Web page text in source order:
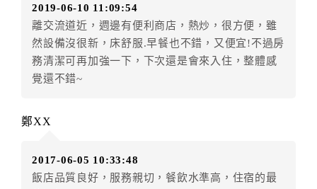
五、取消訂單
訂房者因故取消訂單辦理退款，依下列標準申辦：
◎住房日3天前辦理者，訂單費用扣除總計0%為手續費
◎住房日1天前辦理者，訂單費用扣除總計60%為手續費
◎住房日當日辦理者，訂單費用扣除總計100%為手續費
◎住房日當日未辦理入住手續者，視同住房，已付訂單
六、取消異動
特別說明：自103年5月28日起異動規則更改
2019-06-10 11:09:54
離交流道近，週邊有便利商店，熱炒，很方便，雖
然設備沒很新，床舒服.早餐也不錯，又便宜!不過房
務清潔可再加強一下，下次還是會來入住，整體感
覺還不錯~
鄭XX
2017-06-05 10:33:48
飯店品質良好，服務親切，餐飲水準高，住宿的最